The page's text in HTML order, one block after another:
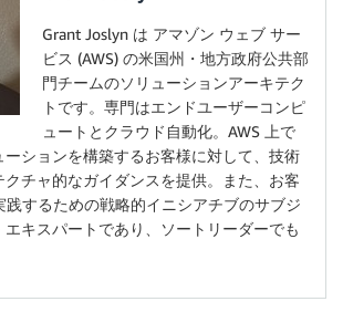
Grant Joslyn は アマゾン ウェブ サー
ビス (AWS) の米国州・地方政府公共部
門チームのソリューションアーキテク
トです。専門はエンドユーザーコンピ
ュートとクラウド自動化。AWS 上で
ーションを構築するお客様に対して、技術
クチャ的なガイダンスを提供。また、お客
践するための戦略的イニシアチブのサブジ
エキスパートであり、ソートリーダーでも